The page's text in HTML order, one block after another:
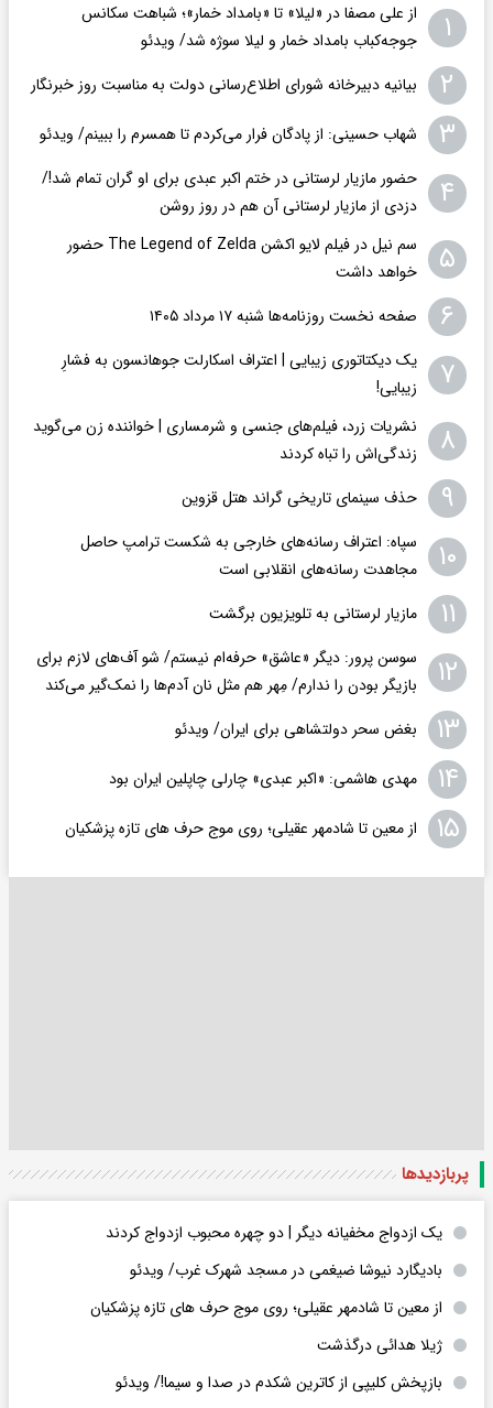
۱
از علی مصفا در «لیلا» تا «بامداد خمار»؛ شباهت سکانس
جوجه‌کباب بامداد خمار و لیلا سوژه شد/ ویدئو
۲ بیانیه دبیرخانه شورای اطلاع‌رسانی دولت به مناسبت روز خبرنگار
۳ شهاب حسینی: از پادگان فرار می‌کردم تا همسرم را ببینم/ ویدئو
۴
حضور مازیار لرستانی در ختم اکبر عبدی برای او گران تمام شد!/
دزدی از مازیار لرستانی آن هم در روز روشن
۵
سم نیل در فیلم لایو اکشن The Legend of Zelda حضور
خواهد داشت
۶ صفحه نخست روزنامه‌ها شنبه ۱۷ مرداد ۱۴۰۵
۷
یک دیکتاتوری زیبایی | اعتراف اسکارلت جوهانسون به فشارِ
زیبایی!
۸
نشریات زرد، فیلم‌های جنسی و شرمساری | خواننده زن می‌گوید
زندگی‌اش را تباه کردند
۹ حذف سینمای تاریخی گراند هتل قزوین
۱۰
سپاه: اعتراف رسانه‌های خارجی به شکست ترامپ حاصل
مجاهدت رسانه‌های انقلابی است
۱۱ مازیار لرستانی به تلویزیون برگشت
۱۲
سوسن پرور: دیگر «عاشق» حرفه‌ام نیستم/ شو آف‌های لازم برای
بازیگر بودن را ندارم/ مِهر هم مثل نان آدم‌ها را نمک‌گیر می‌کند
۱۳ بغض سحر دولتشاهی برای ایران/ ویدئو
۱۴ مهدی هاشمی: «اکبر عبدی» چارلی چاپلین ایران بود
۱۵ از معین تا شادمهر عقیلی؛ روی موج حرف های تازه پزشکیان
پربازدید‌ها
یک ازدواج مخفیانه دیگر | دو چهره محبوب ازدواج کردند
بادیگارد نیوشا ضیغمی در مسجد شهرک غرب/ ویدئو
از معین تا شادمهر عقیلی؛ روی موج حرف های تازه پزشکیان
ژیلا هدائی درگذشت
بازپخش کلیپی از کاترین شکدم در صدا و سیما!/ ویدئو